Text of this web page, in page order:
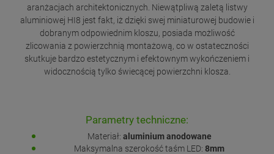
aranżacjach architektonicznych. Niewątpliwą zaletą listwy
aluminiowej HI8 jest fakt, iż dzięki swej miniaturowej budowie i
dobranym odpowiednim kloszu, posiada możliwość
zlicowania z powierzchnią montażową, co w ostateczności
skutkuje bardzo estetycznym i efektownym wykończeniem i
widocznością tylko świecącej powierzchni klosza.
Parametry techniczne:
Materiał: aluminium anodowane
Maksymalna szerokość taśm LED: 8mm